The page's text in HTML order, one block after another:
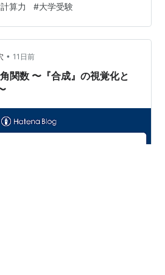
】 1. 面積 を求める 2. 内接円の
間の最大最小】 1. の面積が最大
体 の高さ を求める 3. 体積 を計
り・まとめ み…
計算力 #大学受験
• 11日前
関数 〜『合成』の視覚化と